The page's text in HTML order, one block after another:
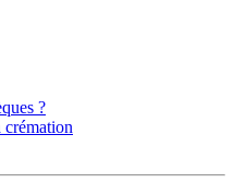
?